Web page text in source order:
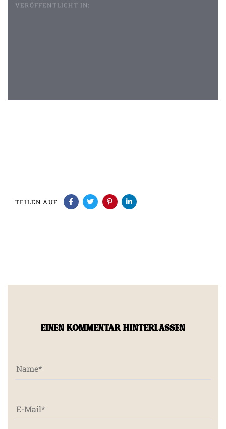
VERÖFFENTLICHT IN:
TEILEN AUF
EINEN KOMMENTAR HINTERLASSEN